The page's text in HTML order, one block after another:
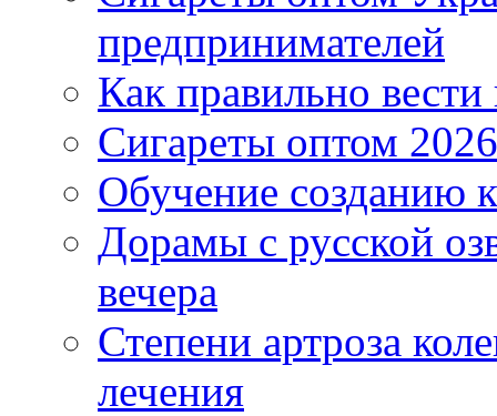
предпринимателей
Как правильно
Сигареты оптом
Обучение созданию
Дорамы с русской
вечера
Степени артроза
лечения